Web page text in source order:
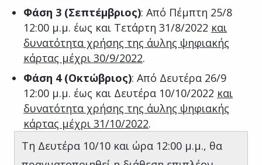
Φάση 3 (Σεπτέμβριος): Από Πέμπτη 25/8
12:00 μ.μ. έως και Τετάρτη 31/8/2022 και
δυνατότητα χρήσης της άυλης ψηφιακής
κάρτας μέχρι 30/9/2022.
Φάση 4 (Οκτώβριος): Από Δευτέρα 26/9
12:00 μ.μ. έως και Δευτέρα 10/10/2022 και
δυνατότητα χρήσης της άυλης ψηφιακής
κάρτας μέχρι 31/10/2022.
Τη Δευτέρα 10/10 και ώρα 12:00 μ.μ., θα